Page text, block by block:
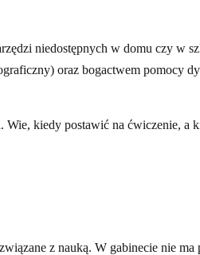
niedostępnych w domu czy w
oraz bogactwem pomocy
kiedy postawić na ćwiczenie, a
z nauką. W gabinecie nie ma